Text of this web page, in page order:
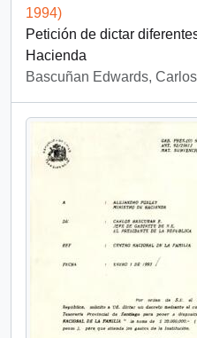
1994)
Petición de dictar
Hacienda
Bascuñan Edwards, Carlos